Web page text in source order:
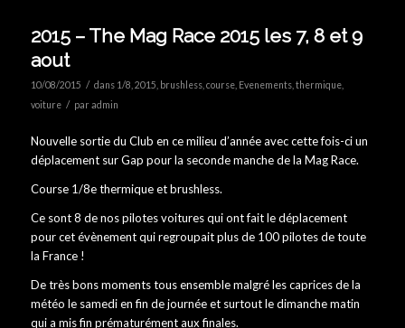
2015 – The Mag Race 2015 les 7, 8 et 9
aout
10/08/2015 / dans 1/8 2015 brushless, course, Evenements, thermique,
voiture / par admin
Nouvelle sortie du Club en ce milieu d’année avec cette fois-ci un
déplacement sur Gap pour la seconde manche de la Mag Race.
Course 1/8e thermique et brushless.
Ce sont 8 de nos pilotes voitures qui ont fait le déplacement
pour cet évènement qui regroupait plus de 100 pilotes de toute
la France !
De très bons moments tous ensemble malgré les caprices de la
météo le samedi en fin de journée et surtout le dimanche matin
qui a mis fin prématurément aux finales.